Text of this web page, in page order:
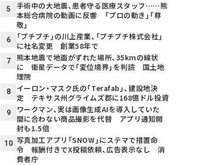
5
手術中の大地震、患者守る医療スタッフ……熊
本総合病院の動画に反響 「プロの動き」「尊
敬」
6
「プチプチ」の川上産業、「プチプチ株式会社」
に社名変更 創業58年で
7
熊本地震で地面がずれた場所、35kmの線状
に 衛星データで「変位境界」を判読 国土地
理院
8
イーロン・マスク氏の「Terafab」、建設地決
定 テキサス州グライムズ郡に168億ドル投資
9
ワークマン、実は画像生成AIを導入していた
間に合わない商品撮影を代替 アプリ通知開
封も1.5倍
10 写真加工アプリ「SNOW」にステマで措置命
令 報酬付きでX投稿依頼、広告表示なし 消
費者庁